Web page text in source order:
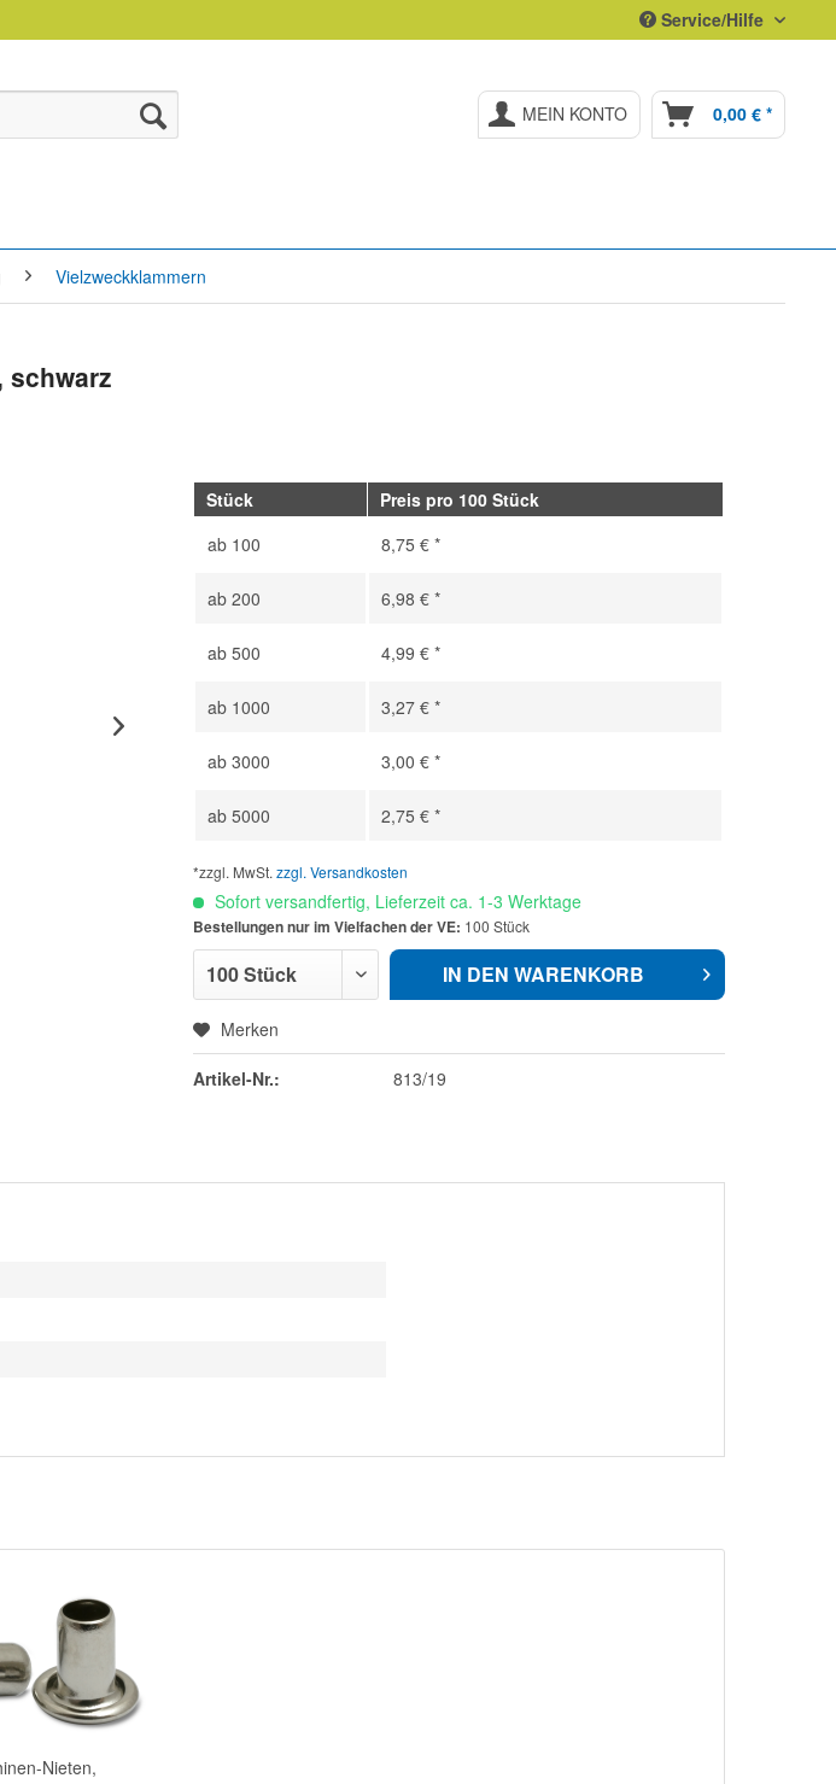
Service/Hilfe
MEIN KONTO 0,00 € *
Vielzweckklammern
schwarz
Stück
Preis pro 100 Stück
ab 100 8,75 € *
ab200 6,98 € *
ab500 4,99 € *
ab 1000 3,27 € *
ab3000 3,00 € *
ab5000 2,75 € *
*zzgl. MwSt.zzgl. Versandkosten
Sofort versandfertig, Lieferzeit ca. 1-3 Werktage
Bestellungen nur im Vielfachen der VE: 100 Stück
IN DEN WARENKORB
Merken
Artikel-Nr.: 813/19
Nieten,